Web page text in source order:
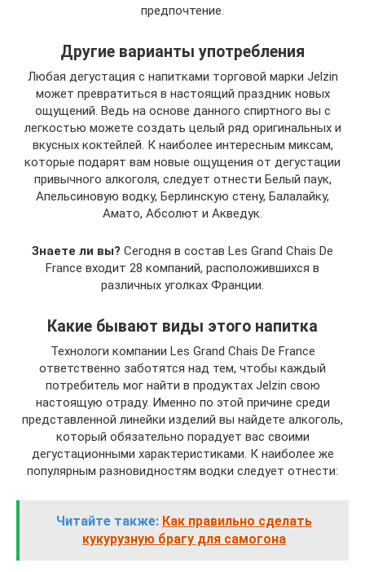
предпочтение.
Другие варианты употребления
Любая дегустация с напитками торговой марки Jelzin
может превратиться в настоящий праздник новых
ощущений. Ведь на основе данного спиртного вы с
легкостью можете создать целый ряд оригинальных и
вкусных коктейлей. К наиболее интересным миксам,
которые подарят вам новые ощущения от дегустации
привычного алкоголя, следует отнести Белый паук,
Апельсиновую водку, Берлинскую стену, Балалайку,
Амато, Абсолют и Акведук.
Знаете ли вы? Сегодня в состав Les Grand Chais De
France входит 28 компаний, расположившихся в
различных уголках Франции.
Какие бывают виды этого напитка
Технологи компании Les Grand Chais De France
ответственно заботятся над тем, чтобы каждый
потребитель мог найти в продуктах Jelzin свою
настоящую отраду. Именно по этой причине среди
представленной линейки изделий вы найдете алкоголь,
который обязательно порадует вас своими
дегустационными характеристиками. К наиболее же
популярным разновидностям водки следует отнести:
Читайте также: Как правильно сделать
кукурузную брагу для самогона